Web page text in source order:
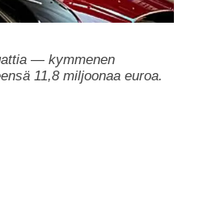
— kymmenen
11,8 miljoonaa euroa.